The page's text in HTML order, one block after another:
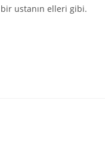
ustanın elleri gibi.